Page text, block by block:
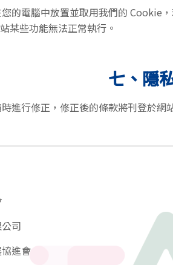
的電腦中放置並取用我們的 Cookie
某些功能無法正常執行。
七、隱
進行修正，修正後的條款將刊登於網
司
進會